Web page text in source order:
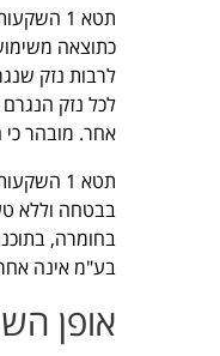
תטא 1
כתוצאה
לרבות נזק
לכל נזק
אחר. מובהר
תטא 1
בבטחה וללא
בע"מ אינה
אופן